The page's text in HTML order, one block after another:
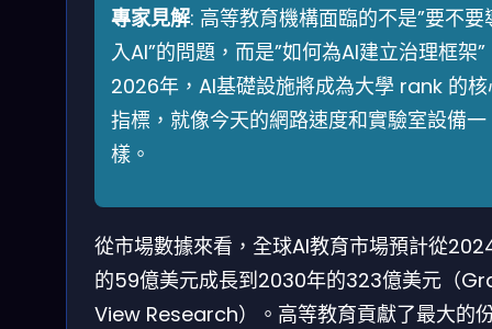
專家見解: 高等教育機構面臨的不是”要不要
入AI”的問題，而是”如何為AI建立治理框架”
2026年，AI基礎設施將成為大學 rank 的
指標，就像今天的網路速度和實驗室設備一
樣。
從市場數據來看，全球AI教育市場預計從
的59億美元成長到2030年的323億美元（
View Research）。高等教育貢獻了最大的